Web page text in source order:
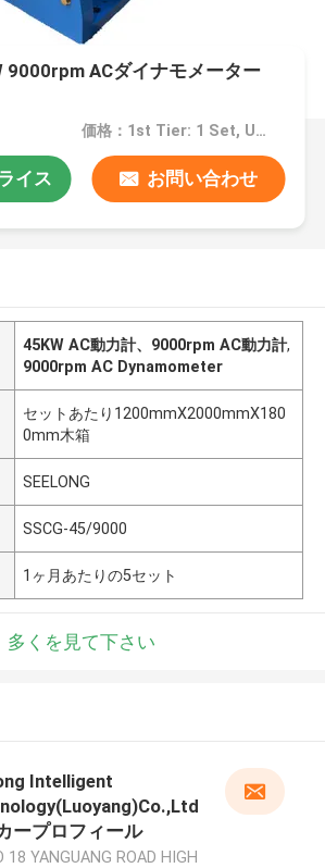
9000rpm ACダイナモメーター
価格：1st Tier: 1 Set, Unit Price USD 3.00 2nd Tier: 2-5 Sets, Unit Price USD 2.00 3rd Tier: Over 5 Sets, Unit Price USD 1.00
イス お問い合わせ
45KW AC動力計、9000rpm AC動力計,
9000rpm AC Dynamometer
セットあたり1200mmX2000mmX180
0mm木箱
SEELONG
SSCG-45/9000
1ヶ月あたりの5セット
多くを見て下さい
Intelligent
ープロフィール
18 YANGUANG ROAD HIGH